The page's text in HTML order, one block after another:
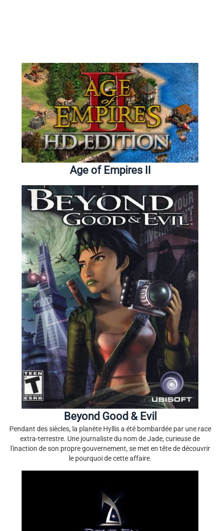
Age of Empires II
Beyond Good & Evil
Pendant des siècles, la planète Hyllis a été bombardée par une race
extra-terrestre. Une journaliste du nom de Jade, curieuse de
l'inaction de son propre gouvernement, se met en tête de découvrir
le pourquoi de cette affaire.